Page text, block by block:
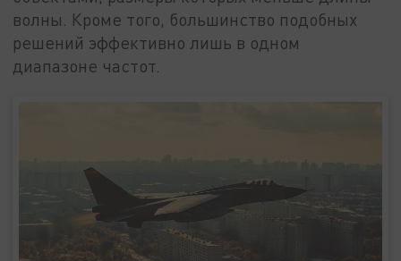
волны. Кроме того, большинство подобных
решений эффективно лишь в одном
диапазоне частот.